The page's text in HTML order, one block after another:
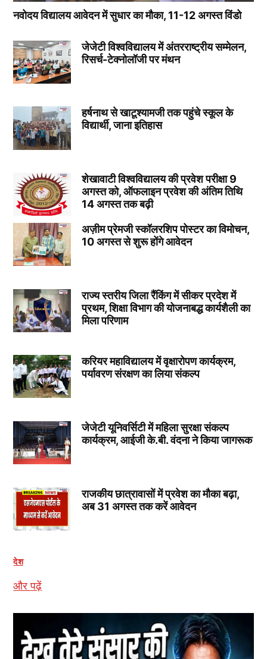
नवोदय विद्यालय आवेदन में सुधार का मौका, 11-12 अगस्त विंडो
जेजेटी विश्वविद्यालय में अंतरराष्ट्रीय सम्मेलन,
रिसर्च-टेक्नोलॉजी पर मंथन
हर्षनाथ से खाटूश्यामजी तक पहुंचे स्कूल के
विद्यार्थी, जाना इतिहास
शेखावाटी विश्वविद्यालय की प्रवेश परीक्षा 9
अगस्त को, ऑफलाइन प्रवेश की अंतिम तिथि
14 अगस्त तक बढ़ी
अज़ीम प्रेमजी स्कॉलरशिप पोस्टर का विमोचन,
10 अगस्त से शुरू होंगे आवेदन
राज्य स्तरीय जिला रैंकिंग में सीकर प्रदेश में
प्रथम, शिक्षा विभाग की योजनाबद्ध कार्यशैली का
मिला परिणाम
करियर महाविद्यालय में वृक्षारोपण कार्यक्रम,
पर्यावरण संरक्षण का लिया संकल्प
जेजेटी यूनिवर्सिटी में महिला सुरक्षा संकल्प
कार्यक्रम, आईजी के.बी. वंदना ने किया जागरूक
राजकीय छात्रावासों में प्रवेश का मौका बढ़ा,
अब 31 अगस्त तक करें आवेदन
देश
और पढ़ें